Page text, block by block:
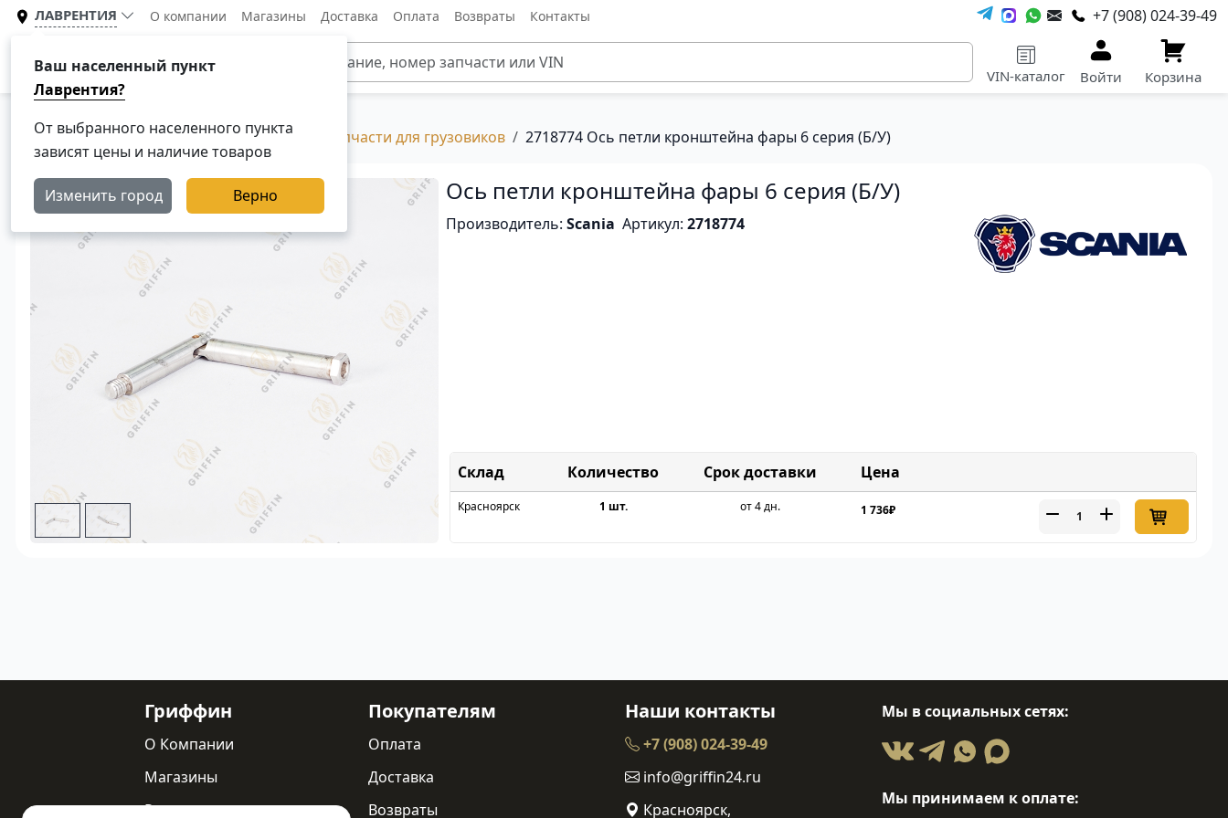
ЛАВРЕНТИЯ
Ваш населенный пункт
Лаврентия?
От выбранного населенного пункта
зависят цены и наличие товаров
Изменить город Верно
О компании Магазины Доставка Оплата Возвраты Контакты +7 (908) 024-39-49
Каталог
VIN-каталог Войти Корзина
Главная Каталог Разборка Скания, Б/У запчасти для грузовиков 2718774 Ось петли кронштейна фары 6 серия (Б/У)
Ось петли кронштейна фары 6 серия (Б/У)
Производитель:Scania Артикул:2718774
Склад Срок доставки Цена
Красноярск 1 шт. от 4 дн. 1 736₽
Гриффин
О Компании
Магазины
Реквизиты
Покупателям
Оплата
Доставка
Возвраты
Наши контакты
+7 (908) 024-39-49
info@griffin24.ru
Красноярск,
Мы в социальных сетях:
Мы принимаем к оплате: